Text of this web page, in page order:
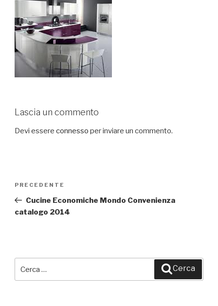
Lascia un commento
Devi essere connesso per inviare un commento.
Articolo
precedente:
PRECEDENTE
Cucine Economiche Mondo Convenienza
catalogo 2014
Cerca